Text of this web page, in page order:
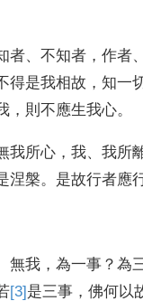
者、不知者 ，作者
得是我相故 ，知一
， 則不應生我心。
我所心 ，我、我所
涅槃。 是故行者應
無我 ，為一事 ？為
[3]是三事 ，佛何以